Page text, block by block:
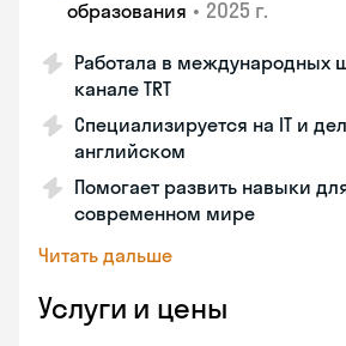
образования • 2025 г.
Работала в международных
канале TRT
Специализируется на IT и
английском
Помогает развить навыки
современном мире
Читать дальше
Услуги и цены